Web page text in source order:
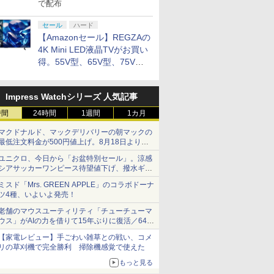
で配布
セール ハード
【Amazonセール】REGZAの
4K Mini LED液晶TVがお買い
得。55V型、65V型、75V型
ップ
Impress Watchシリーズ 人気記事
24時間 1週間 1カ月
クドナルド、マックデリバリーの朝マックの
低注文料金が500円値上げ。8月18日より
円から受付
ニクロ、今日から「お盆特別セール」。涼感
アサッカーワンピース待望値下げ、撥水ギア
ョーツは1990円に
スド「Mrs. GREEN APPLE」のコラボドーナ
4種、いよいよ発売！
舗のマウスユーティリティ「チューチューマ
ス」がAIの力を借りて15年ぶりに復活／64bit
、Windows 10/11、「Chrome」も走り回
。復活記念で2026年末まで500円
家電レビュー】手ごわい雑草との戦い、コメ
の草刈機で完全勝利 掃除機感覚で使えた
もっと見る